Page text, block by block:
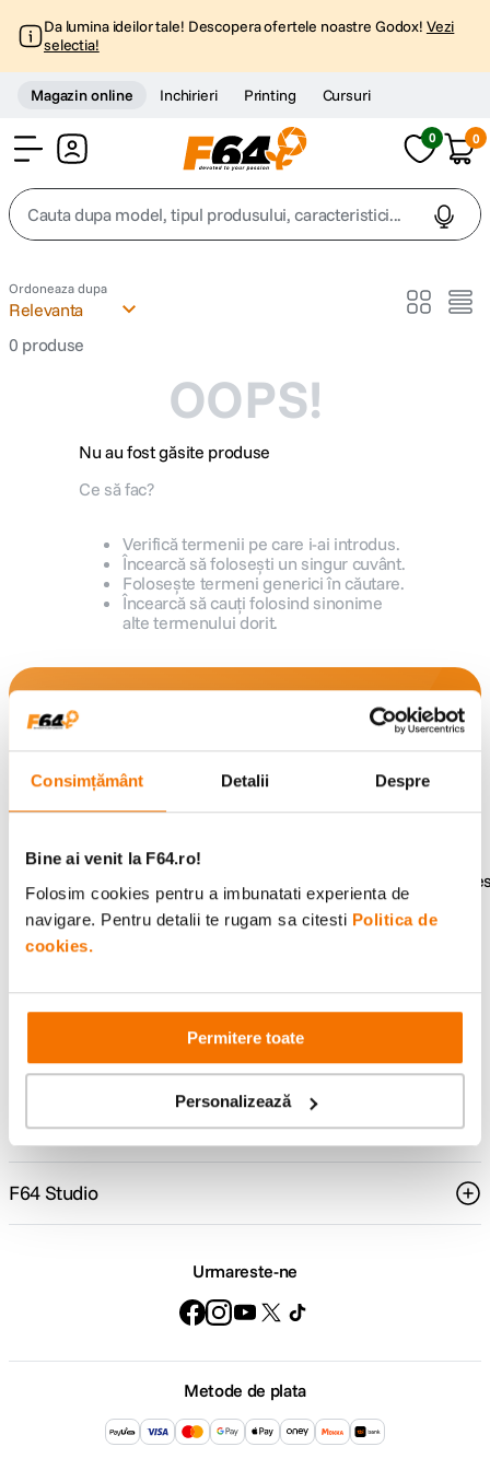
Consimțământ Detalii Despre
Bine ai venit la F64.ro!
Folosim cookies pentru a imbunatati experienta de
navigare. Pentru detalii te rugam sa citesti Politica de
cookies.
Permitere toate
Personalizează
Da lumina ideilor tale! Descopera ofertele noastre Godox! Vezi
selectia!
Magazin online Inchirieri Printing Cursuri
0 0
Cauta dupa model, tipul produsului, caracteristici...
peak design
canon sx740 hs
lavaliera
8. card memorie
9. dji mic mini
dji osmo
Ordoneaza dupa
Relevanta
0 produse
OOPS!
Nu au fost găsite produse
Ce să fac?
Verifică termenii pe care i-ai introdus.
Încearcă să folosești un singur cuvânt.
Folosește termeni generici în căutare.
Încearcă să cauți folosind sinonime
alte termenului dorit.
Alatura-te comunitatii creatorilor
Descopera inspiratie, recomandari utile,
ghiduri foto-video si oferte pregatite special
pentru tine.
specializata
Livrare gratuita
499lei
Comenzi si livrare
Suport
Service si garantii
F64 Studio
Urmareste-ne
Metode de plata